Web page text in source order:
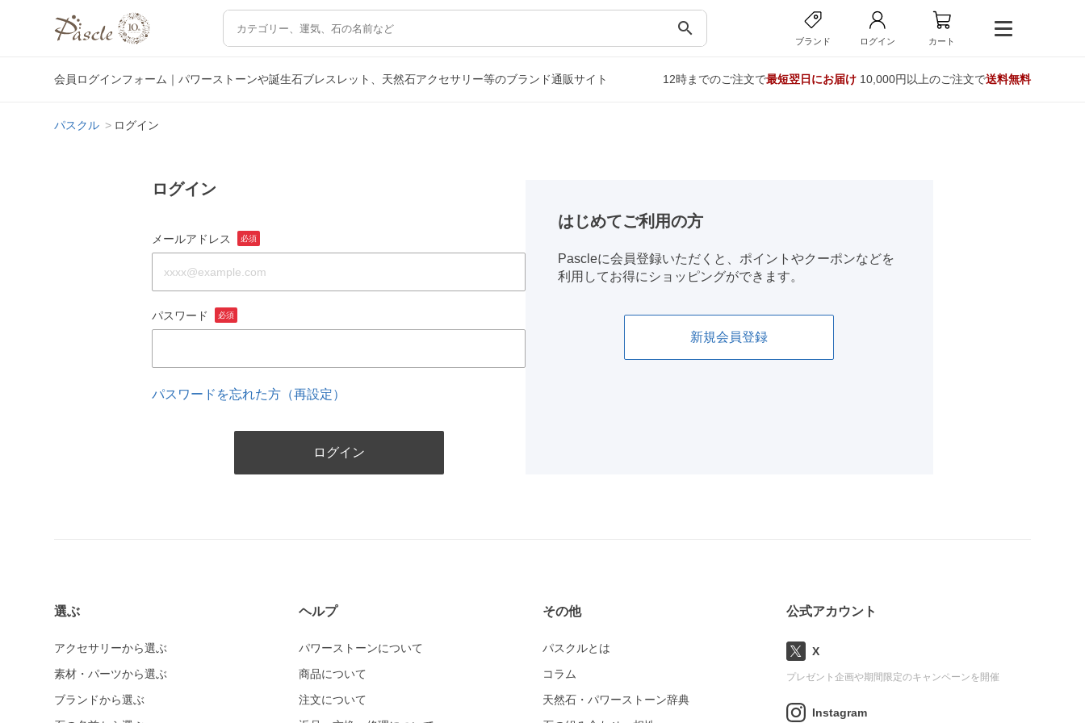
search
ブランド ログイン カート
会員ログインフォーム｜パワーストーンや誕生石ブレスレット、天然石アクセサリー等のブランド通販サイト 12時までのご注文で最短翌日にお届け10,000円以上のご注文で送料無料
パスクル ログイン
ログイン
メールアドレス 必須
パスワード 必須
パスワードを忘れた方（再設定）
はじめてご利用の方
Pascleに会員登録いただくと、ポイントやクーポンなどを
利用してお得にショッピングができます。
新規会員登録
選ぶ
アクセサリーから選ぶ
素材・パーツから選ぶ
ブランドから選ぶ
ヘルプ
パワーストーンについて
商品について
注文について
その他
パスクルとは
コラム
天然石・パワーストーン辞典
公式アカウント
X
プレゼント企画や期間限定のキャンペーンを開催
Instagram